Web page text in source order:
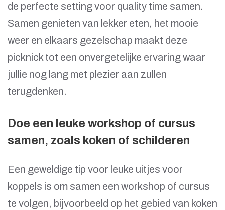
de perfecte setting voor quality time samen.
Samen genieten van lekker eten, het mooie
weer en elkaars gezelschap maakt deze
picknick tot een onvergetelijke ervaring waar
jullie nog lang met plezier aan zullen
terugdenken.
Doe een leuke workshop of cursus
samen, zoals koken of schilderen
Een geweldige tip voor leuke uitjes voor
koppels is om samen een workshop of cursus
te volgen, bijvoorbeeld op het gebied van koken